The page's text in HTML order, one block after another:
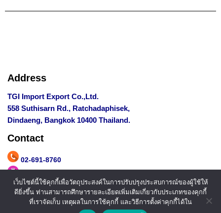
Address
TGI Import Export Co.,Ltd.
558 Suthisarn Rd., Ratchadaphisek,
Dindaeng, Bangkok 10400 Thailand.
Contact
02-691-8760
admin_ef@ethosgr.com
@east-flowers.com
เว็บไซต์นี้ใช้คุกกี้เพื่อวัตถุประสงค์ในการปรับปรุงประสบการณ์ของผู้ใช้ให้
ดียิ่งขึ้น ท่านสามารถศึกษารายละเอียดเพิ่มเติมเกี่ยวกับประเภทของคุกกี้
ที่เราจัดเก็บ เหตุผลในการใช้คุกกี้ และวิธีการตั้งค่าคุกกี้ได้ใน